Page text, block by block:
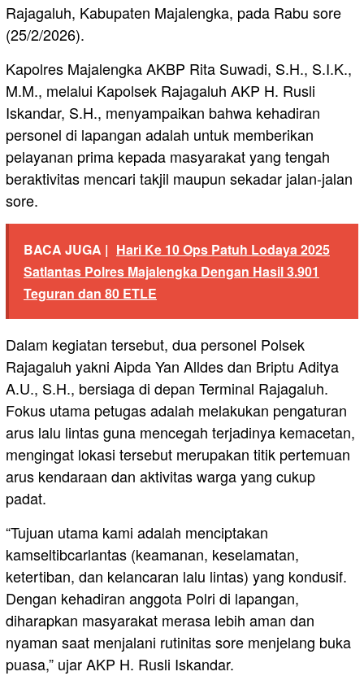
Rajagaluh, Kabupaten Majalengka, pada Rabu sore
(25/2/2026).
Kapolres Majalengka AKBP Rita Suwadi, S.H., S.I.K.,
M.M., melalui Kapolsek Rajagaluh AKP H. Rusli
Iskandar, S.H., menyampaikan bahwa kehadiran
personel di lapangan adalah untuk memberikan
pelayanan prima kepada masyarakat yang tengah
beraktivitas mencari takjil maupun sekadar jalan-jalan
sore.
BACA JUGA | Hari Ke 10 Ops Patuh Lodaya 2025
Satlantas Polres Majalengka Dengan Hasil 3.901
Teguran dan 80 ETLE
Dalam kegiatan tersebut, dua personel Polsek
Rajagaluh yakni Aipda Yan Alldes dan Briptu Aditya
A.U., S.H., bersiaga di depan Terminal Rajagaluh.
Fokus utama petugas adalah melakukan pengaturan
arus lalu lintas guna mencegah terjadinya kemacetan,
mengingat lokasi tersebut merupakan titik pertemuan
arus kendaraan dan aktivitas warga yang cukup
padat.
“Tujuan utama kami adalah menciptakan
kamseltibcarlantas (keamanan, keselamatan,
ketertiban, dan kelancaran lalu lintas) yang kondusif.
Dengan kehadiran anggota Polri di lapangan,
diharapkan masyarakat merasa lebih aman dan
nyaman saat menjalani rutinitas sore menjelang buka
puasa,” ujar AKP H. Rusli Iskandar.